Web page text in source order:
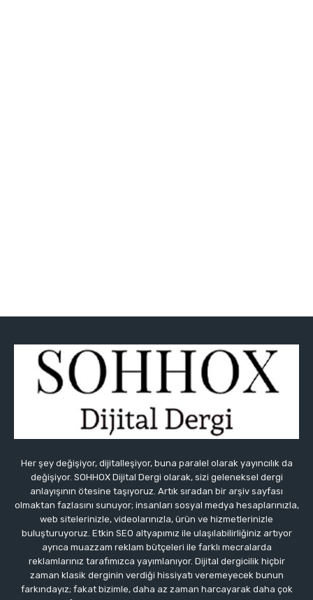
Her şey değişiyor, dijitalleşiyor, buna paralel olarak yayıncılık da
değişiyor. SOHHOX Dijital Dergi olarak, sizi geleneksel dergi
anlayışının ötesine taşıyoruz. Artık sıradan bir arşiv sayfası
olmaktan fazlasını sunuyor; insanları sosyal medya hesaplarınızla,
web sitelerinizle, videolarınızla, ürün ve hizmetlerinizle
buluşturuyoruz. Etkin SEO altyapımız ile ulaşılabilirliğiniz artıyor
ayrıca muazzam reklam bütçeleri ile farklı mecralarda
reklamlarınız tarafımızca yayımlanıyor. Dijital dergicilik hiçbir
zaman klasik derginin verdiği hissiyatı veremeyecek bunun
farkındayız; fakat bizimle, daha az zaman harcayarak daha çok